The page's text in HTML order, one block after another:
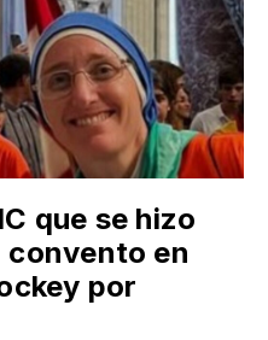
que se hizo
convento en
por